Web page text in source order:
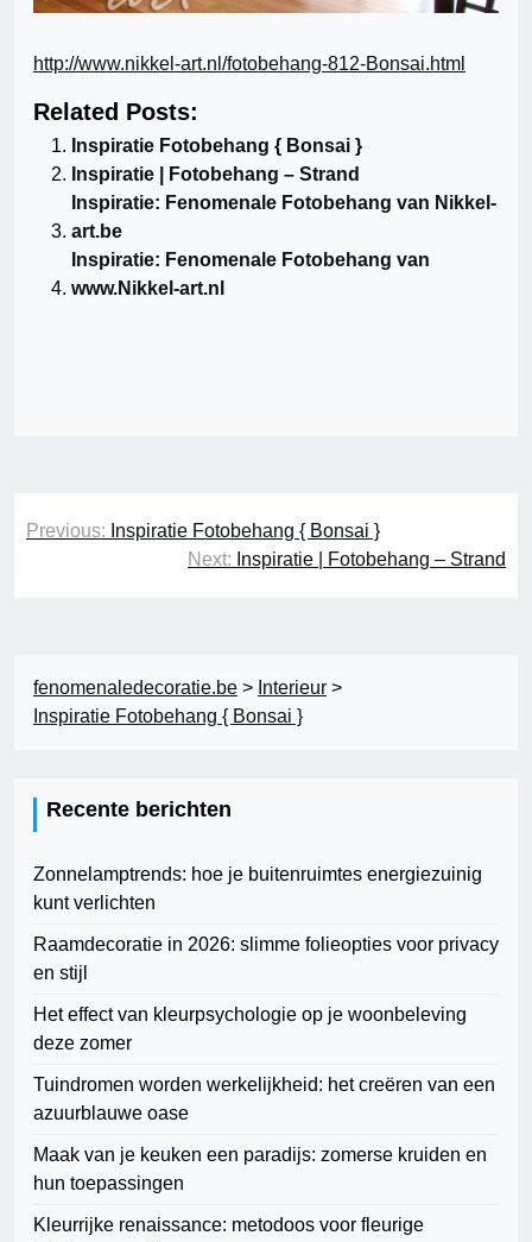
http://www.nikkel-art.nl/fotobehang-812-Bonsai.html
Related Posts:
Inspiratie Fotobehang { Bonsai }
Inspiratie | Fotobehang – Strand
Inspiratie: Fenomenale Fotobehang van Nikkel-
art.be
Inspiratie: Fenomenale Fotobehang van
www.Nikkel-art.nl
Berichtnavigatie
Previous: Inspiratie Fotobehang { Bonsai }
Next: Inspiratie | Fotobehang – Strand
fenomenaledecoratie.be > Interieur >
Inspiratie Fotobehang { Bonsai }
Recente berichten
Zonnelamptrends: hoe je buitenruimtes energiezuinig
kunt verlichten
Raamdecoratie in 2026: slimme folieopties voor privacy
en stijl
Het effect van kleurpsychologie op je woonbeleving
deze zomer
Tuindromen worden werkelijkheid: het creëren van een
azuurblauwe oase
Maak van je keuken een paradijs: zomerse kruiden en
hun toepassingen
Kleurrijke renaissance: metodoos voor fleurige